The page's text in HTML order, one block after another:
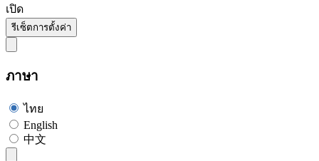
เปิด
รีเซ็ตการตั้งค่า
ภาษา
ไทย
English
中文